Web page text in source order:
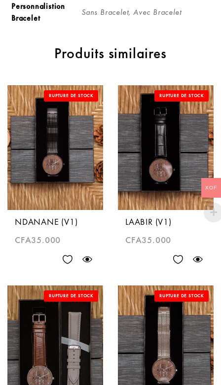
Personnalistion
Bracelet
Sans Bracelet, Avec Bracelet
Produits similaires
RUPTURE DE STOCK
NDANANE (V1)
CFA35.000
RUPTURE DE STOCK
LAABIR (V1)
CFA35.000
RUPTURE DE STOCK RUPTURE DE STOCK
XOF